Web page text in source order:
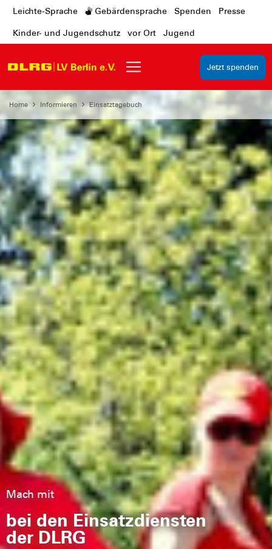
Leichte-Sprache Gebärdensprache Spenden Presse
Kinder- und Jugendschutz vor Ort Jugend
Jetzt spenden
Home Informieren Einsatztagebuch
Mach mit bei den
Einsatzdiensten der
DLRG